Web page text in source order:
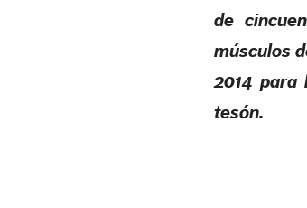
de
músculos
2014 para
tesón.